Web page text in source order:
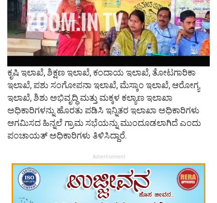
ಕೃಷಿ ಇಲಾಖೆ, ಶಿಕ್ಷಣ ಇಲಾಖೆ, ಕಂದಾಯ ಇಲಾಖೆ, ತೋಟಗಾರಿಕಾ
ಇಲಾಖೆ, ಪಶು ಸಂಗೋಪನಾ ಇಲಾಖೆ, ಮೆಸ್ಕಾಂ ಇಲಾಖೆ, ಆರೋಗ್ಯ
ಇಲಾಖೆ, ಶಿಶು ಅಭಿವೃದ್ಧಿ ಮತ್ತು ಮಕ್ಕಳ ಕಲ್ಯಾಣ ಇಲಾಖಾ
ಅಧಿಕಾರಿಗಳನ್ನು ಹೊರತು ಪಡಿಸಿ ಇನ್ನಿತರ ಇಲಾಖಾ ಅಧಿಕಾರಿಗಳು
ಆಗಮಿಸದ ಹಿನ್ನಲೆ ಗ್ರಾಮ ಸಭೆಯನ್ನು ಮುಂದೂಡಲಾಗಿದೆ ಎಂದು
ಪಂಚಾಯತ್ ಅಧಿಕಾರಿಗಳು ತಿಳಿಸಿದ್ದಾರೆ.
Advertisement